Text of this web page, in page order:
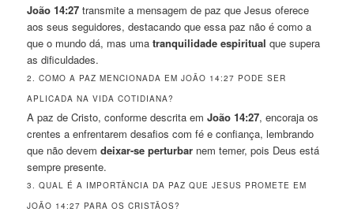
João 14:27 transmite a mensagem de paz que Jesus oferece
aos seus seguidores, destacando que essa paz não é como a
que o mundo dá, mas umatranquilidade espiritual que supera
as dificuldades.
2. COMO A PAZ MENCIONADA EM JOÃO 14:27 PODE SER
APLICADA NA VIDA COTIDIANA?
A paz de Cristo, conforme descrita emJoão 14:27, encoraja os
crentes a enfrentarem desafios com fé e confiança, lembrando
que não devemdeixar-se perturbar nem temer, pois Deus está
sempre presente.
3. QUAL É A IMPORTÂNCIA DA PAZ QUE JESUS PROMETE EM
JOÃO 14:27 PARA OS CRISTÃOS?